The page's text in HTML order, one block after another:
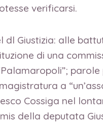
verificarsi.
Giustizia: alle
di una
a
Cossiga nel
della deputata